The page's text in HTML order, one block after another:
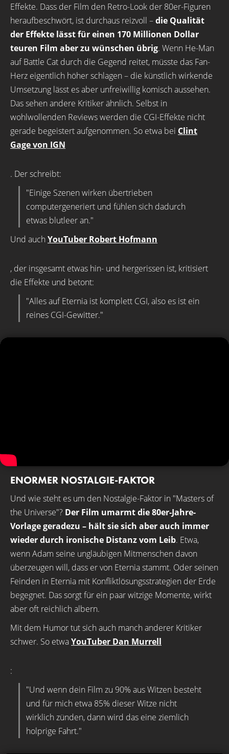
Effekte. Dass der Film den Retro-Look der 80er-Figuren
heraufbeschwört, ist durchaus reizvoll –die Qualität
der Effekte lässt für einen 170 Millionen Dollar
teuren Film aber zu wünschen übrig. Wenn He-Man
auf Battle Cat durch die Gegend reitet, müsste das Fan-
Herz eigentlich höher schlagen – die künstlich wirkende
Umsetzung lässt es aber unfreiwillig komisch aussehen.
Das sehen andere Kritiker ähnlich. Selbst in
wohlwollenden Reviews werden die CGI-Effekte nicht
gerade begeistert aufgenommen. So etwa bei Clint
Gage von IGN
. Der schreibt:
"Einige Szenen wirken übertrieben
computergeneriert und fühlen sich dadurch
etwas blutleer an."
Und auch YouTuber Robert Hofmann
, der insgesamt etwas hin- und hergerissen ist, kritisiert
die Effekte und betont:
"Alles auf Eternia ist komplett CGI, also es ist ein
reines CGI-Gewitter."
ENORMER NOSTALGIE-FAKTOR
Und wie steht es um den Nostalgie-Faktor in "Masters of
the Universe"? Der Film umarmt die 80er-Jahre-
Vorlage geradezu – hält sie sich aber auch immer
wieder durch ironische Distanz vom Leib. Etwa,
wenn Adam seine ungläubigen Mitmenschen davon
überzeugen will, dass er von Eternia stammt. Oder seinen
Feinden in Eternia mit Konfliktlösungsstrategien der Erde
begegnet. Das sorgt für ein paar witzige Momente, wirkt
aber oft reichlich albern.
Mit dem Humor tut sich auch manch anderer Kritiker
schwer. So etwaYouTuber Dan Murrell
:
"Und wenn dein Film zu 90% aus Witzen besteht
und für mich etwa 85% dieser Witze nicht
wirklich zünden, dann wird das eine ziemlich
holprige Fahrt."